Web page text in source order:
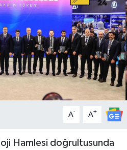
A- A+
Hamlesi doğrultusunda